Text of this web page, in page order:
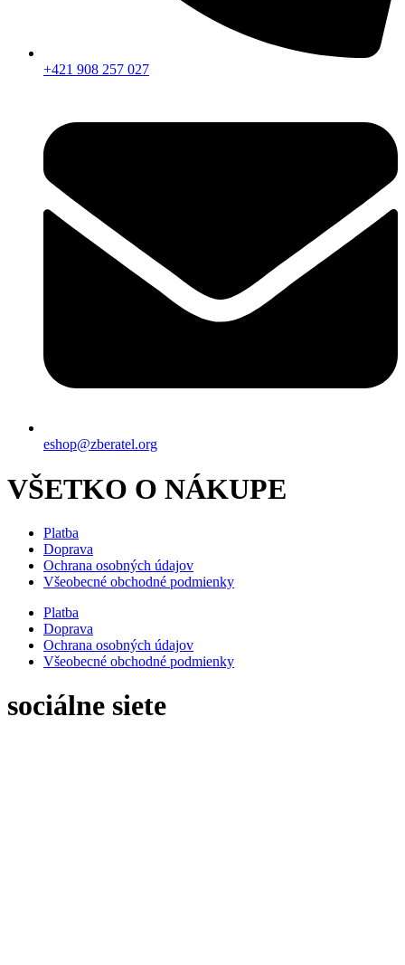
+421 908 257 027
eshop@zberatel.org
VŠETKO O NÁKUPE
Platba
Doprava
Ochrana osobných údajov
Všeobecné obchodné podmienky
Platba
Doprava
Ochrana osobných údajov
Všeobecné obchodné podmienky
sociálne siete